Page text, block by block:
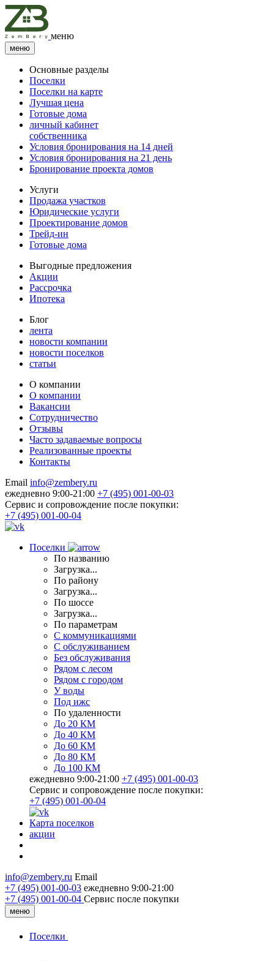
меню
меню
Основные разделы
Поселки
Поселки на карте
Лучшая цена
Готовые дома
личный кабинет
собственника
Условия бронирования на 14 дней
Условия бронирования на 21 день
Бронирование проекта домов
Услуги
Продажа участков
Юридические услуги
Проектирование домов
Трейд-ин
Готовые дома
Выгодные предложения
Акции
Рассрочка
Ипотека
Блог
лента
новости компании
новости поселков
статьи
О компании
О компании
Вакансии
Сотрудничество
Отзывы
Часто задаваемые вопросы
Реализованные проекты
Контакты
Email info@zembery.ru
ежедневно 9:00-21:00 +7 (495) 001-00-03
Cервис и сопровождение после покупки:
+7 (495) 001-00-04
Поселки
По названию
Загрузка...
По району
Загрузка...
По шоссе
Загрузка...
По параметрам
С коммуникациями
С обслуживанием
Без обслуживания
Рядом с лесом
Рядом с городом
У воды
Под ижс
По удаленности
До 20 КМ
До 40 КМ
До 60 КМ
До 80 КМ
До 100 КМ
ежедневно 9:00-21:00 +7 (495) 001-00-03
Cервис и сопровождение после покупки:
+7 (495) 001-00-04
Карта поселков
акции
info@zembery.ru Email
+7 (495) 001-00-03 ежедневно 9:00-21:00
+7 (495) 001‑00‑04 Сервис после покупки
меню
Поселки